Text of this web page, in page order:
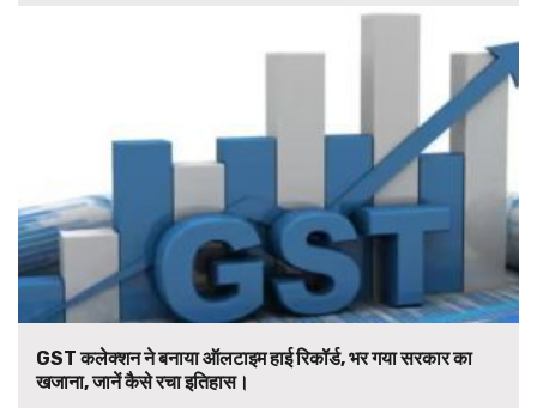
GST कलेक्शन ने बनाया ऑलटाइम हाई रिकॉर्ड, भर गया सरकार का
खजाना, जानें कैसे रचा इतिहास।